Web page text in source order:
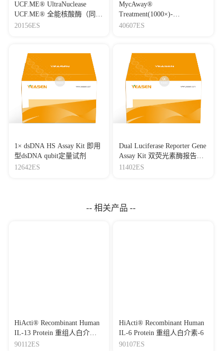
UCF.ME® UltraNuclease
UCF.ME® 全能核酸酶（同
Benzonase）
20156ES
MycAway®
Treatment(1000×)-
Mycoplasma Elimination
40607ES
1× dsDNA HS Assay Kit 即用
型dsDNA qubit定量试剂
12642ES
Dual Luciferase Reporter Gene
Assay Kit 双荧光素酶报告基
因检测试剂盒
11402ES
-- 相关产品 --
HiActi® Recombinant Human
IL-13 Protein 重组人白介
素-13
90112ES
HiActi® Recombinant Human
IL-6 Protein 重组人白介素-6
90107ES